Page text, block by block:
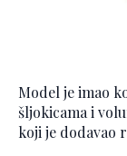
Model je imao
šljokicama i
koji je dodavao